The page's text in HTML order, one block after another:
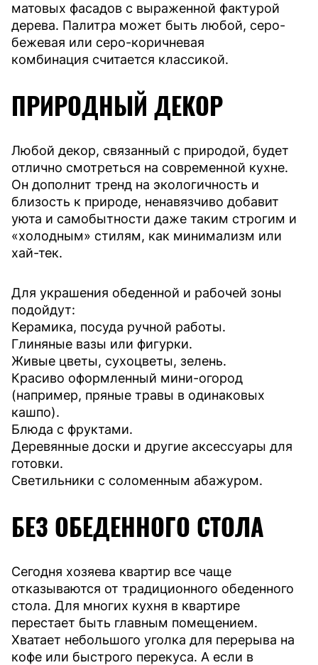
матовых фасадов с выраженной фактурой
дерева. Палитра может быть любой, серо-
бежевая или серо-коричневая
комбинация считается классикой.
ПРИРОДНЫЙ ДЕКОР
Любой декор, связанный с природой, будет
отлично смотреться на современной кухне.
Он дополнит тренд на экологичность и
близость к природе, ненавязчиво добавит
уюта и самобытности даже таким строгим и
«холодным» стилям, как минимализм или
хай-тек.
Для украшения обеденной и рабочей зоны
подойдут:
Керамика, посуда ручной работы.
Глиняные вазы или фигурки.
Живые цветы, сухоцветы, зелень.
Красиво оформленный мини-огород
(например, пряные травы в одинаковых
кашпо).
Блюда с фруктами.
Деревянные доски и другие аксессуары для
готовки.
Светильники с соломенным абажуром.
БЕЗ ОБЕДЕННОГО СТОЛА
Сегодня хозяева квартир все чаще
отказываются от традиционного обеденного
стола. Для многих кухня в квартире
перестает быть главным помещением.
Хватает небольшого уголка для перерыва на
кофе или быстрого перекуса. А если в